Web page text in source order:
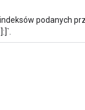
podanych